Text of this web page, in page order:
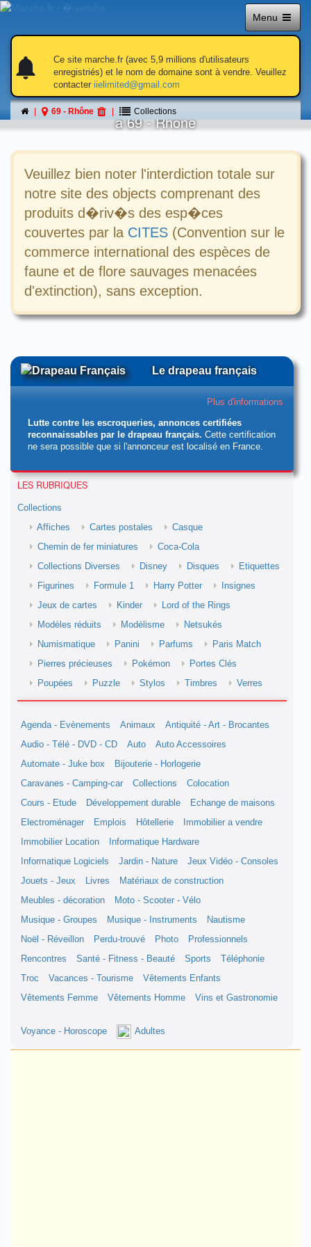
Menu
notifications
notifications
Ce site marche.fr (avec 5,9 millions d'utilisateurs
enregistriés) et le nom de domaine sont à vendre. Veuillez
contacter iielimited@gmail.com
69 - Rhône Collections
Collections
á 69 - Rhône
Veuillez bien noter l'interdiction totale sur
notre site des objects comprenant des
produits d�riv�s des esp�ces
couvertes par la CITES (Convention sur le
commerce international des espèces de
faune et de flore sauvages menacées
d'extinction), sans exception.
Le drapeau français
Plus d'informations
Lutte contre les escroqueries, annonces certifiées
reconnaissables par le drapeau français. Cette certification
ne sera possible que si l'annonceur est localisé en France.
LES RUBRIQUES
Collections
Affiches
Cartes postales
Casque
Chemin de fer miniatures
Coca-Cola
Collections Diverses
Disney Disques
Etiquettes
Figurines
Formule 1 Harry Potter
Insignes
Jeux de cartes
Kinder
Lord of the Rings
Modèles réduits
Modélisme
Netsukés
Numismatique
Panini Parfums
Paris Match
Pierres précieuses
Pokémon
Portes Clés
Poupées
Puzzle Stylos Timbres Verres
Agenda - Evènements Animaux
Antiquité - Art - Brocantes
Audio - Télé - DVD - CD
Auto
Auto Accessoires
Automate - Juke box
Bijouterie - Horlogerie
Caravanes - Camping-car
Collections
Colocation
Cours - Etude
Développement durable
Echange de maisons
Electroménager
Emplois Hôtellerie
Immobilier a vendre
Immobilier Location
Informatique Hardware
Informatique Logiciels
Jardin - Nature
Jeux Vidéo - Consoles
Jouets - Jeux
Livres
Matériaux de construction
Meubles - décoration
Moto - Scooter - Vélo
Musique - Groupes
Musique - Instruments
Nautisme
Noël - Réveillon
Perdu-trouvé Photo
Professionnels
Rencontres
Santé - Fitness - Beauté Sports
Téléphonie
Troc
Vacances - Tourisme
Vêtements Enfants
Vêtements Femme
Vêtements Homme Vins et Gastronomie
Voyance - Horoscope Adultes